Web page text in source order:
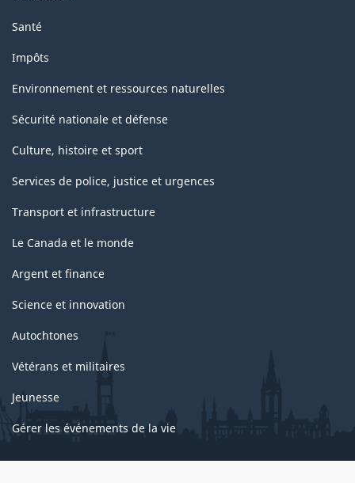
Santé
Impôts
Environnement et ressources naturelles
Sécurité nationale et défense
Culture, histoire et sport
Services de police, justice et urgences
Transport et infrastructure
Le Canada et le monde
Argent et finance
Science et innovation
Autochtones
Vétérans et militaires
Jeunesse
Gérer les événements de la vie